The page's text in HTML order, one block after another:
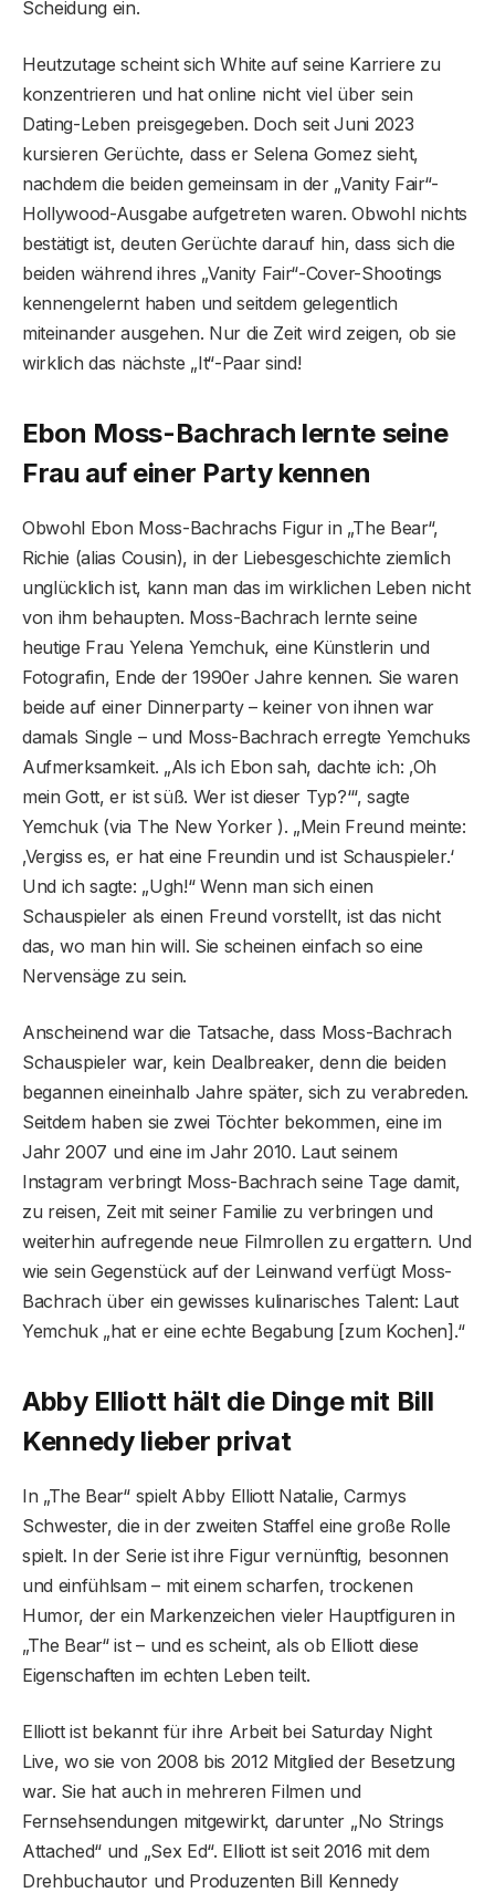
Scheidung ein.
Heutzutage scheint sich White auf seine Karriere zu
konzentrieren und hat online nicht viel über sein
Dating-Leben preisgegeben. Doch seit Juni 2023
kursieren Gerüchte, dass er Selena Gomez sieht,
nachdem die beiden gemeinsam in der „Vanity Fair“-
Hollywood-Ausgabe aufgetreten waren. Obwohl nichts
bestätigt ist, deuten Gerüchte darauf hin, dass sich die
beiden während ihres „Vanity Fair“-Cover-Shootings
kennengelernt haben und seitdem gelegentlich
miteinander ausgehen. Nur die Zeit wird zeigen, ob sie
wirklich das nächste „It“-Paar sind!
Ebon Moss-Bachrach lernte seine
Frau auf einer Party kennen
Obwohl Ebon Moss-Bachrachs Figur in „The Bear“,
Richie (alias Cousin), in der Liebesgeschichte ziemlich
unglücklich ist, kann man das im wirklichen Leben nicht
von ihm behaupten. Moss-Bachrach lernte seine
heutige Frau Yelena Yemchuk, eine Künstlerin und
Fotografin, Ende der 1990er Jahre kennen. Sie waren
beide auf einer Dinnerparty – keiner von ihnen war
damals Single – und Moss-Bachrach erregte Yemchuks
Aufmerksamkeit. „Als ich Ebon sah, dachte ich: ‚Oh
mein Gott, er ist süß. Wer ist dieser Typ?‘“, sagte
Yemchuk (via The New Yorker ). „Mein Freund meinte:
‚Vergiss es, er hat eine Freundin und ist Schauspieler.‘
Und ich sagte: „Ugh!“ Wenn man sich einen
Schauspieler als einen Freund vorstellt, ist das nicht
das, wo man hin will. Sie scheinen einfach so eine
Nervensäge zu sein.
Anscheinend war die Tatsache, dass Moss-Bachrach
Schauspieler war, kein Dealbreaker, denn die beiden
begannen eineinhalb Jahre später, sich zu verabreden.
Seitdem haben sie zwei Töchter bekommen, eine im
Jahr 2007 und eine im Jahr 2010. Laut seinem
Instagram verbringt Moss-Bachrach seine Tage damit,
zu reisen, Zeit mit seiner Familie zu verbringen und
weiterhin aufregende neue Filmrollen zu ergattern. Und
wie sein Gegenstück auf der Leinwand verfügt Moss-
Bachrach über ein gewisses kulinarisches Talent: Laut
Yemchuk „hat er eine echte Begabung [zum Kochen].“
Abby Elliott hält die Dinge mit Bill
Kennedy lieber privat
In „The Bear“ spielt Abby Elliott Natalie, Carmys
Schwester, die in der zweiten Staffel eine große Rolle
spielt. In der Serie ist ihre Figur vernünftig, besonnen
und einfühlsam – mit einem scharfen, trockenen
Humor, der ein Markenzeichen vieler Hauptfiguren in
„The Bear“ ist – und es scheint, als ob Elliott diese
Eigenschaften im echten Leben teilt.
Elliott ist bekannt für ihre Arbeit bei Saturday Night
Live, wo sie von 2008 bis 2012 Mitglied der Besetzung
war. Sie hat auch in mehreren Filmen und
Fernsehsendungen mitgewirkt, darunter „No Strings
Attached“ und „Sex Ed“. Elliott ist seit 2016 mit dem
Drehbuchautor und Produzenten Bill Kennedy